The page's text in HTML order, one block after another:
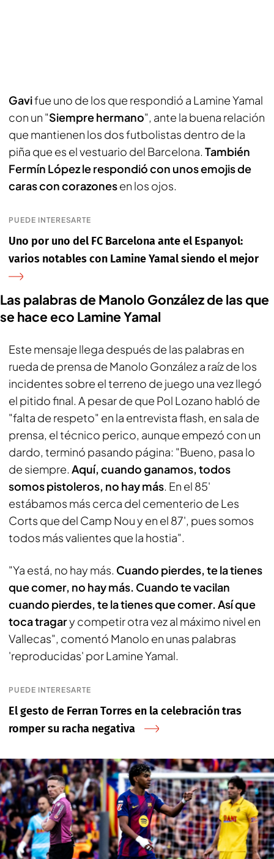
Gavifue uno de los que respondió a Lamine Yamal
con un "Siempre hermano", ante la buena relación
que mantienen los dos futbolistas dentro de la
piña que es el vestuario del Barcelona. También
Fermín López le respondió con unos emojis de
caras con corazonesen los ojos.
PUEDE INTERESARTE
Uno por uno del FC Barcelona ante el Espanyol:
varios notables con Lamine Yamal siendo el mejor
Las palabras de Manolo González de las que
se hace eco Lamine Yamal
Este mensaje llega después de las palabras en
rueda de prensa de Manolo González a raíz de los
incidentes sobre el terreno de juego una vez llegó
el pitido final. A pesar de que Pol Lozano habló de
"falta de respeto" en la entrevista flash, en sala de
prensa, el técnico perico, aunque empezó con un
dardo, terminó pasando página: "Bueno, pasa lo
de siempre. Aquí, cuando ganamos, todos
somos pistoleros, no hay más. En el 85'
estábamos más cerca del cementerio de Les
Corts que del Camp Nou y en el 87', pues somos
todos más valientes que la hostia".
"Ya está, no hay más. Cuando pierdes, te la tienes
que comer, no hay más. Cuando te vacilan
cuando pierdes, te la tienes que comer. Así que
toca tragary competir otra vez al máximo nivel en
Vallecas", comentó Manolo en unas palabras
'reproducidas' por Lamine Yamal.
PUEDE INTERESARTE
El gesto de Ferran Torres en la celebración tras
romper su racha negativa